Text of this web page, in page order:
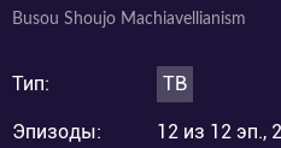
Busou Shoujo Machiavellianism
Тип: ТВ
Эпизоды:
12 из 12 эп.,